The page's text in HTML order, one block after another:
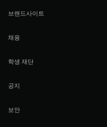
브랜드사이트
채용
학생 재단
공지
보안